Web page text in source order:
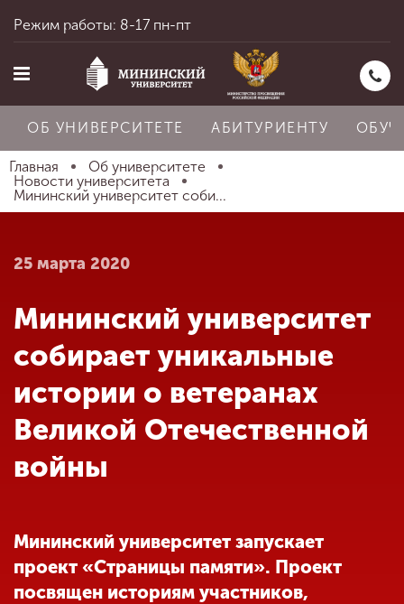
Главная
Абитуриенту
Обучение
Наука
Международная
деятельность
Режим работы: 8-17 пн-пт
ОБ УНИВЕРСИТЕТЕ АБИТУРИЕНТУ
Главная
Об университете
Новости университета
Мининский университет соби...
25 марта 2020
Мининский университет
собирает уникальные
истории о ветеранах
Великой Отечественной
войны
Мининский университет запускает
проект «Страницы памяти». Проект
посвящен историям участников,